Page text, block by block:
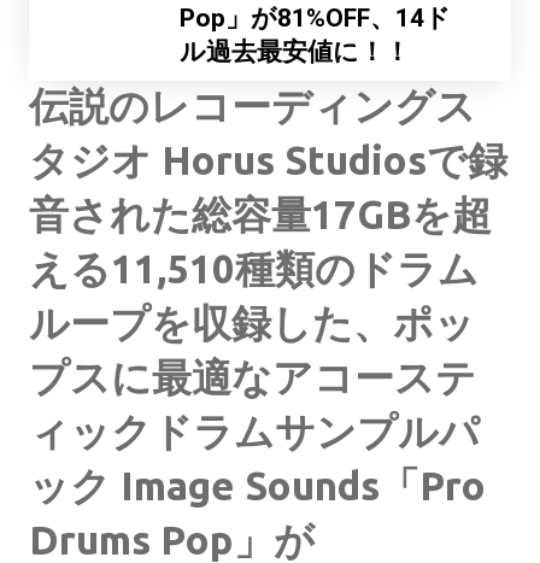
Pop」が81%OFF、14ド
ル過去最安値に！！
伝説のレコーディングス
タジオ Horus Studiosで録
音された総容量17GBを超
える11,510種類のドラム
ループを収録した、ポッ
プスに最適なアコーステ
ィックドラムサンプルパ
ック Image Sounds「Pro
Drums Pop」が